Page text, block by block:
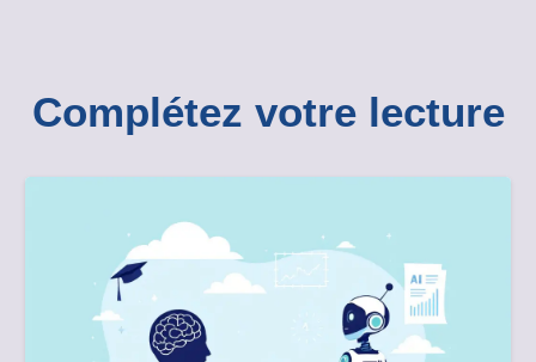
Complétez votre lecture